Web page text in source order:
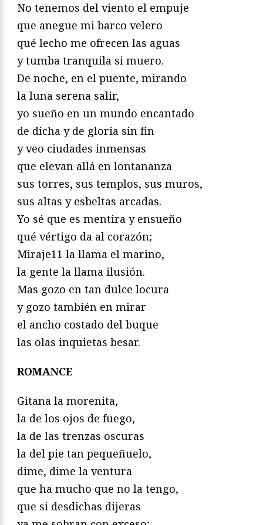
No tenemos del viento el empuje
que anegue mi barco velero
qué lecho me ofrecen las aguas
y tumba tranquila si muero.
De noche, en el puente, mirando
la luna serena salir,
yo sueño en un mundo encantado
de dicha y de gloria sin fin
y veo ciudades inmensas
que elevan allá en lontananza
sus torres, sus templos, sus muros,
sus altas y esbeltas arcadas.
Yo sé que es mentira y ensueño
qué vértigo da al corazón;
Miraje11 la llama el marino,
la gente la llama ilusión.
Mas gozo en tan dulce locura
y gozo también en mirar
el ancho costado del buque
las olas inquietas besar.
ROMANCE
Gitana la morenita,
la de los ojos de fuego,
la de las trenzas oscuras
la del pie tan pequeñuelo,
dime, dime la ventura
que ha mucho que no la tengo,
que si desdichas dijeras